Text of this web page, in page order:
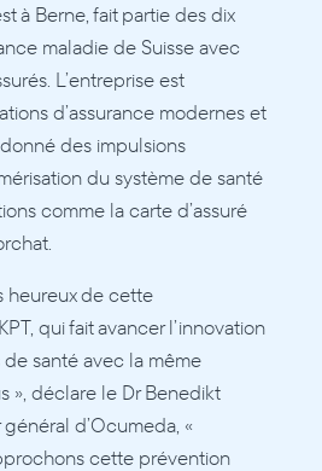
à Berne, fait partie des dix
maladie de Suisse avec
L’entreprise est
d’assurance modernes et
des impulsions
du système de santé
comme la carte d’assuré
heureux de cette
qui fait avancer l’innovation
santé avec la même
», déclare le Dr Benedikt
d’Ocumeda, «
cette prévention